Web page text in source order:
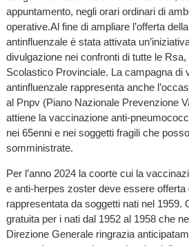
appuntamento, negli orari ordinari di
operative.Al fine di ampliare l’offerta
antinfluenzale è stata attivata
divulgazione nei confronti di tutte le Rsa,
Scolastico Provinciale. La campagna di
antinfluenzale rappresenta anche
al Pnpv (Piano Nazionale Prevenzione
attiene la vaccinazione anti-
nei 65enni e nei soggetti fragili che
somministrate.
Per l’anno 2024 la coorte cui la
e anti-herpes zoster deve essere offerta
rappresentata da soggetti nati nel 1959.
gratuita per i nati dal 1952 al 1958 che
Direzione Generale ringrazia